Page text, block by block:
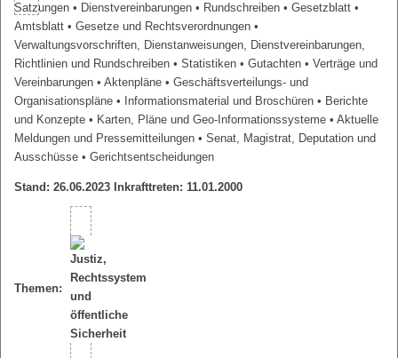
Satzungen • Dienstvereinbarungen • Rundschreiben • Gesetzblatt •
Amtsblatt • Gesetze und Rechtsverordnungen •
Verwaltungsvorschriften, Dienstanweisungen, Dienstvereinbarungen,
Richtlinien und Rundschreiben • Statistiken • Gutachten • Verträge und
Vereinbarungen • Aktenpläne • Geschäftsverteilungs- und
Organisationspläne • Informationsmaterial und Broschüren • Berichte
und Konzepte • Karten, Pläne und Geo-Informationssysteme • Aktuelle
Meldungen und Pressemitteilungen • Senat, Magistrat, Deputation und
Ausschüsse • Gerichtsentscheidungen
Stand: 26.06.2023 Inkrafttreten: 11.01.2000
Themen: